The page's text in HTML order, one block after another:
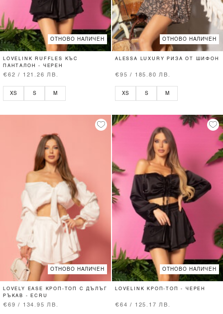
ОТНОВО НАЛИЧЕН
LOVELINK RUFFLES КЪС
ПАНТАЛОН - ЧЕРЕН
€62 / 121.26 ЛВ.
XS S M
ОТНОВО НАЛИЧЕН
ALESSA LUXURY РИЗА ОТ ШИФОН
€95 / 185.80 ЛВ.
XS S M
ОТНОВО НАЛИЧЕН
LOVELY EASE КРОП-ТОП С ДЪЛЪГ
РЪКАВ - ECRU
€69 / 134.95 ЛВ.
ОТНОВО НАЛИЧЕН
LOVELINK КРОП-ТОП - ЧЕРЕН
€64 / 125.17 ЛВ.